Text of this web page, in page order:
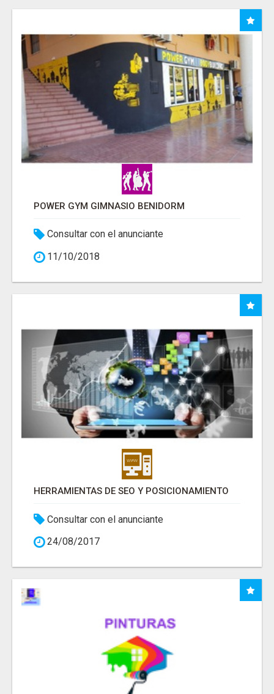
POWER GYM GIMNASIO BENIDORM
Consultar con el anunciante
11/10/2018
HERRAMIENTAS DE SEO Y POSICIONAMIENTO
Consultar con el anunciante
24/08/2017